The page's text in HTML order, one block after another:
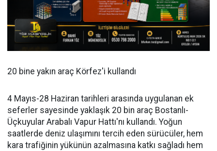
20 bine yakın araç Körfez'i kullandı
4 Mayıs-28 Haziran tarihleri arasında uygulanan ek
seferler sayesinde yaklaşık 20 bin araç Bostanlı-
Üçkuyular Arabalı Vapur Hattı'nı kullandı. Yoğun
saatlerde deniz ulaşımını tercih eden sürücüler, hem
kara trafiğinin yükünün azalmasına katkı sağladı hem